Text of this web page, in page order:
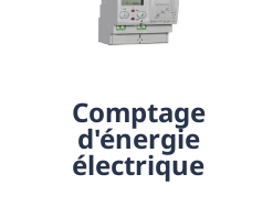
Comptage
d'énergie
électrique